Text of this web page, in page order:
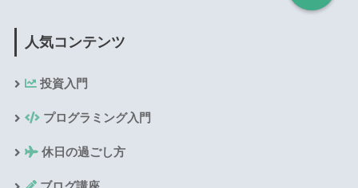
人気コンテンツ
投資入門
プログラミング入門
休日の過ごし方